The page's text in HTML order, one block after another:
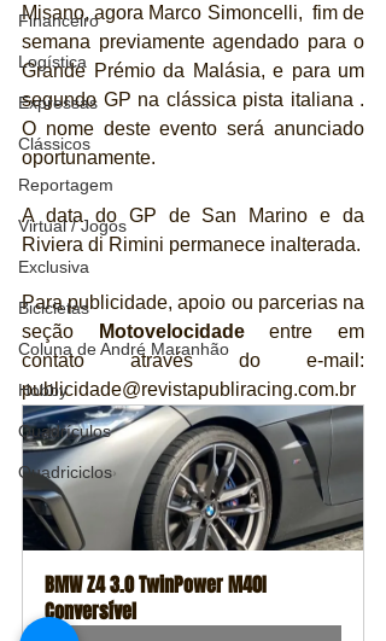
Financeiro
Logística
Expressas
Clássicos
Reportagem
Virtual / Jogos
Exclusiva
Bicicletas
Coluna de André Maranhão
Hobby
Quadrículos
Quadriciclos
Misano, agora Marco Simoncelli,  fim de
semana previamente agendado para o
Grande Prémio da Malásia, e para um
segundo GP na clássica pista italiana .
O nome deste evento será anunciado
oportunamente.
A data do GP de San Marino e da
Riviera di Rimini permanece inalterada.
Para publicidade, apoio ou parcerias na
seção Motovelocidade entre em
contato através do e-mail:
publicidade@revistapubliracing.com.br
BMW Z4 3.0 TwinPower M40I
Conversível